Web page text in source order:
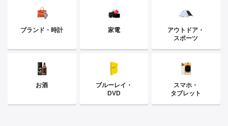
ブランド・時計 家電
アウトドア・
スポーツ
お酒
ブルーレイ・
DVD
スマホ・
タブレット